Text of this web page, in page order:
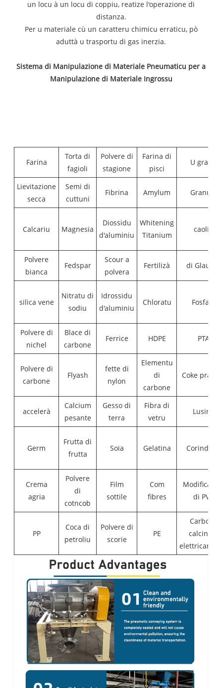
un locu à un locu di coppiu, reatize l'operazione di
distanza.
Per u materiale cù un caratteru chimicu erraticu, pò
aduttà u trasportu di gas inerzia.
Sistema di Manipulazione di Materiale Pneumaticu per a
Manipulazione di Materiale Ingrossu
Farina
Torta di
fagioli
Polvere di
stagione
Farina di
pisci
U granu
Lievitazione
secca
Semi di
cuttuni
Fibrina Amylum Granule
Calcariu Magnesia
Diossidu
d'aluminiu
Whitening
Titanium
caolin
Polvere
bianca
Fedspar
Scour a
polvera
Fertilizà di Glauber
silica vene
Nitratu di
sodiu
Idrossidu
d'aluminiu
Chloratu Fosfatu
Polvere di
nichel
Blace di
carbone
Ferrice HDPE PTA
Polvere di
carbone
Flyash
fette di
nylon
Elementu
di
carbone
Coke
accelerà
Calcium
pesante
Gesso di
terra
Fibra di
vetru
Lusine
Germ
Frutta di
frutta
Soia Gelatina Corindone
Crema
agria
Polvere
di
cotncob
Film
sottile
Com
fibres
di PVC
PP
Coca di
petroliu
Polvere di
scorie
PE
Carbone
calcinatu